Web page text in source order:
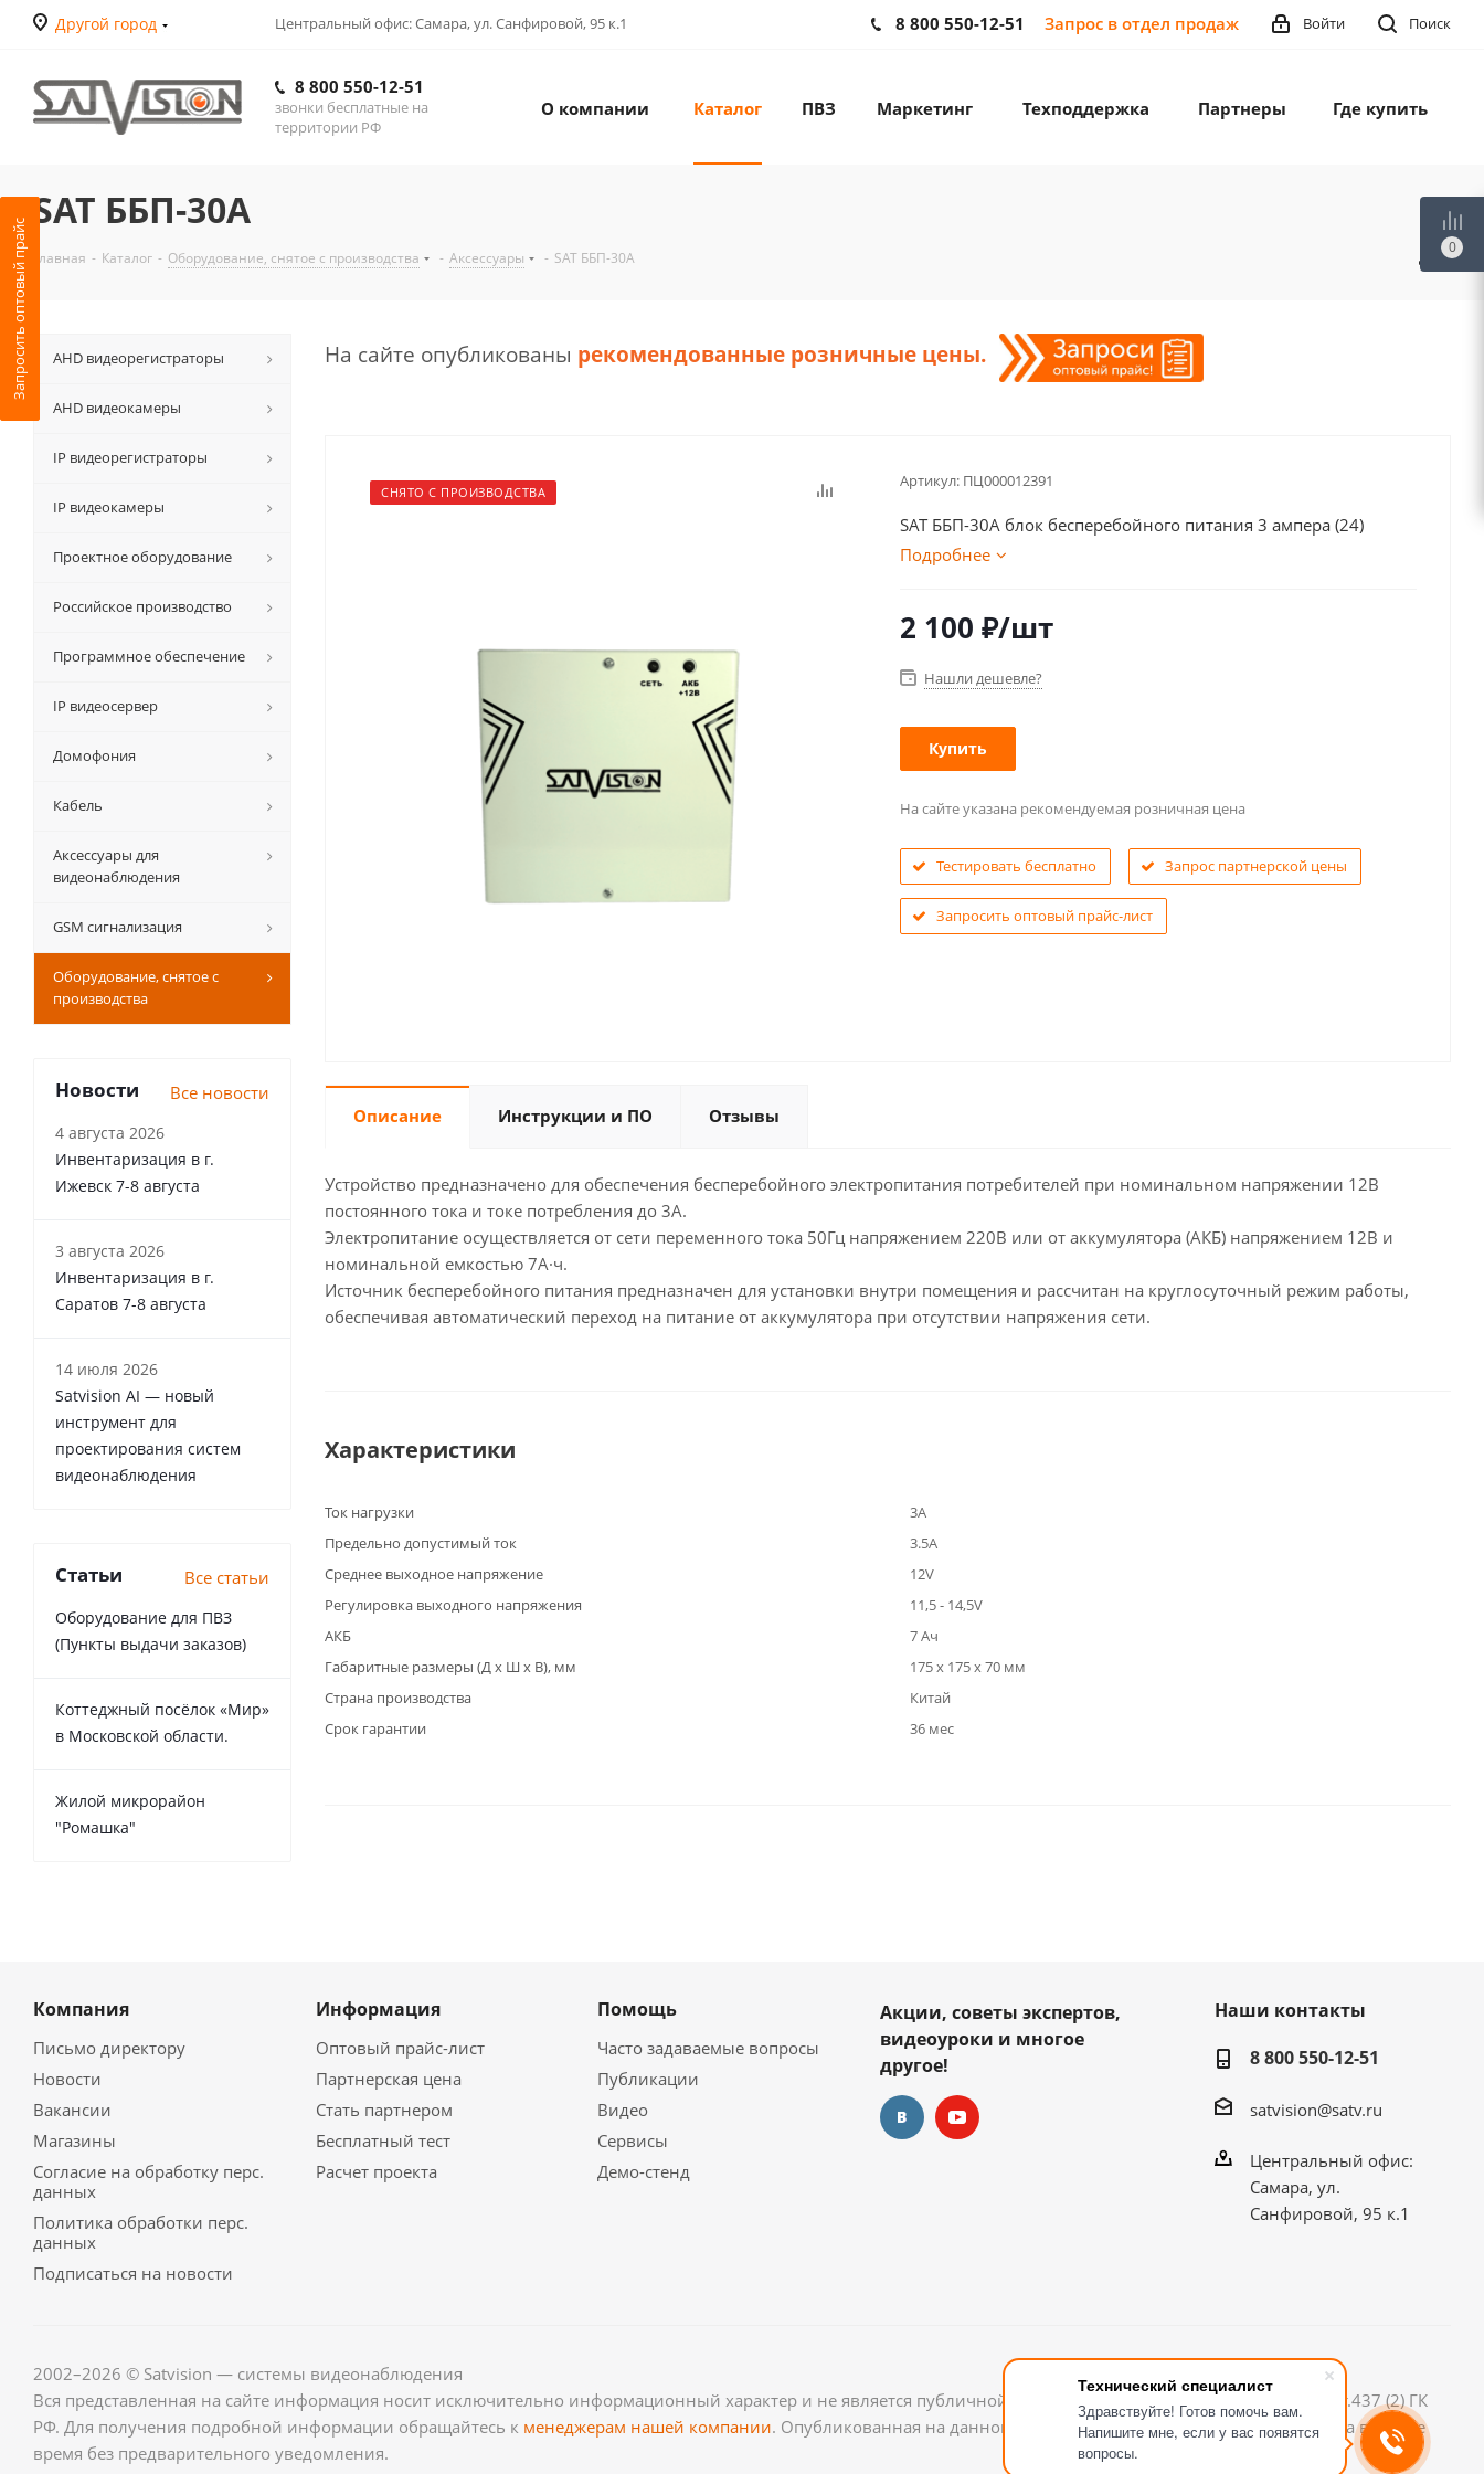
Технический специалист
Здравствуйте! Готов помочь вам.
Напишите мне, если у вас появятся
вопросы.
Другой город Центральный офис: Самара, ул. Санфировой, 95 к.1 Поиск
Войти
8 800 550-12-51 Запрос в отдел продаж
8 800 550-12-51
звонки бесплатные на
территории РФ
О компании Каталог ПВЗ Маркетинг Техподдержка Партнеры Где купить
SAT ББП-30А
Главная - Каталог - Оборудование, снятое с производства - Аксессуары - SAT ББП-30А
На сайте опубликованы рекомендованные розничные цены.
СНЯТО С ПРОИЗВОДСТВА
Артикул: ПЦ000012391
SAT ББП-30А блок бесперебойного питания 3 ампера (24)
Подробнее
2 100 ₽/шт
Нашли дешевле?
Купить
На сайте указана рекомендуемая розничная цена
Тестировать бесплатно Запрос партнерской цены
Запросить оптовый прайс-лист
Описание Инструкции и ПО Отзывы
Устройство предназначено для обеспечения бесперебойного электропитания потребителей при номинальном напряжении 12В
постоянного тока и токе потребления до 3A.
Электропитание осуществляется от сети переменного тока 50Гц напряжением 220В или от аккумулятора (АКБ) напряжением 12В и
номинальной емкостью 7А·ч.
Источник бесперебойного питания предназначен для установки внутри помещения и рассчитан на круглосуточный режим работы,
обеспечивая автоматический переход на питание от аккумулятора при отсутствии напряжения сети.
Характеристики
Ток нагрузки
3А
Предельно допустимый ток
3.5А
Среднее выходное напряжение
12V
Регулировка выходного напряжения
11,5 - 14,5V
АКБ
7 Ач
Габаритные размеры (Д x Ш x В), мм
175 х 175 х 70 мм
Страна производства
Китай
Срок гарантии
36 мес
АНD видеорегистраторы
AHD видеокамеры
IP видеорегистраторы
IP видеокамеры
Проектное оборудование
Российское производство
Программное обеспечение
IP видеосервер
Домофония
Кабель
Аксессуары для
видеонаблюдения
GSM сигнализация
Оборудование, снятое с
производства
Новости Все новости
4 августа 2026
Инвентаризация в г.
Ижевск 7-8 августа
3 августа 2026
Инвентаризация в г.
Саратов 7-8 августа
14 июля 2026
Satvision AI — новый
инструмент для
проектирования систем
видеонаблюдения
Статьи Все статьи
Оборудование для ПВЗ
(Пункты выдачи заказов)
Коттеджный посёлок «Мир»
в Московской области.
Жилой микрорайон
"Ромашка"
Компания
Письмо директору
Новости
Вакансии
Магазины
Согласие на обработку перс.
данных
Политика обработки перс.
данных
Подписаться на новости
Информация
Оптовый прайс-лист
Партнерская цена
Стать партнером
Бесплатный тест
Расчет проекта
Помощь
Часто задаваемые вопросы
Публикации
Видео
Сервисы
Демо-стенд
Акции, советы экспертов,
видеоуроки и многое
другое!
Наши контакты
8 800 550-12-51
satvision@satv.ru
Центральный офис:
Самара, ул.
Санфировой, 95 к.1
2002–2026 © Satvision — системы видеонаблюдения
Вся представленная на сайте информация носит исключительно информационный характер и не является публичной офертой, определяемой положениями ст.437 (2) ГК
РФ. Для получения подробной информации обращайтесь к менеджерам нашей компании. Опубликованная на данном сайте информация может быть изменена в любое
время без предварительного уведомления.
Запросить оптовый прайс 0